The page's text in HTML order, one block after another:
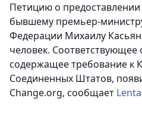
Петицию о
бывшему премьер-
Федерации Михаилу
человек.
содержащее требование к
Соединенных Штатов,
Change.org, сообщает